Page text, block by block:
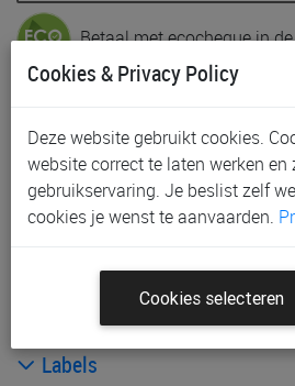
Betaal met ecocheque in
Gratis (en direct) af te halen
Waregem
Niet meer verkrijgbaar in onze
Niklaas
Productinformatie &
Voorraad bij Paradisio
Labels
Cookies & Privacy Policy
Deze website gebruikt cookies.
website correct te laten werken en
gebruikservaring. Je beslist zelf
cookies je wenst te aanvaarden.
Cookies selecteren